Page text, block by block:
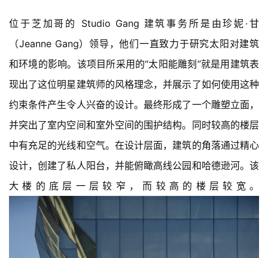
位于芝加哥的 Studio Gang 建筑事务所是由珍妮·甘
（Jeanne Gang）领导，他们一直致力于研究太阳对建筑
和环境的影响。该项目所采用的“太阳能雕刻”就是用建筑表